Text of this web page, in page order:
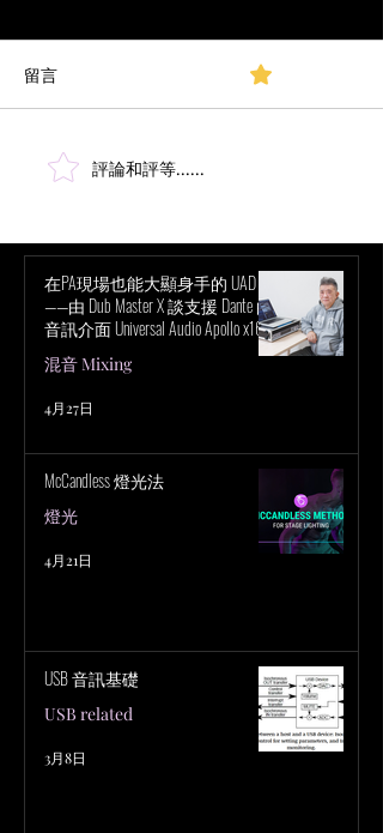
不浪費金錢打造成功聲音
留言
評論和評等......
在PA現場也能大顯身手的 UAD！
——由 Dub Master X 談支援 Dante 的
音訊介面 Universal Audio Apollo x16D
的魅力
混音 Mixing
4月27日
McCandless 燈光法
燈光
4月21日
USB 音訊基礎
USB related
3月8日